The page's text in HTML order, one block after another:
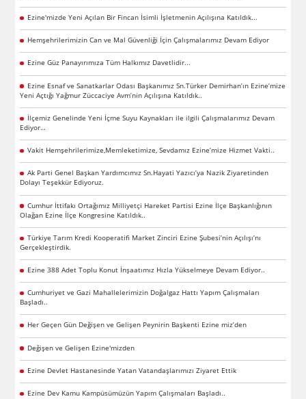
Ezine'mizde Yeni Açılan Bir Fincan İsimli İşletmenin Açılışına Katıldık...
Hemşehrilerimizin Can ve Mal Güvenliği İçin Çalışmalarımız Devam Ediyor
Ezine Güz Panayırımıza Tüm Halkımız Davetlidir...
Ezine Esnaf ve Sanatkarlar Odası Başkanımız Sn.Türker Demirhan’ın Ezine’mize
Yeni Açtığı Yağmur Züccaciye Avm’nin Açılışına Katıldık..
İlçemiz Genelinde Yeni İçme Suyu Kaynakları ile ilgili Çalışmalarımız Devam
Ediyor…
Vakit Hemşehrilerimize,Memleketimize, Sevdamız Ezine’mize Hizmet Vakti..
Ak Parti Genel Başkan Yardımcımız Sn.Hayati Yazıcı’ya Nazik Ziyaretinden
Dolayı Teşekkür Ediyoruz.
Cumhur İttifakı Ortağımız Milliyetçi Hareket Partisi Ezine İlçe Başkanlığının
Olağan Ezine İlçe Kongresine Katıldık..
Türkiye Tarım Kredi Kooperatifi Market Zinciri Ezine Şubesi’nin Açılışı’nı
Gerçekleştirdik.
Ezine 388 Adet Toplu Konut İnşaatımız Hızla Yükselmeye Devam Ediyor..
Cumhuriyet ve Gazi Mahallelerimizin Doğalgaz Hattı Yapım Çalışmaları
Başladı..
Her Geçen Gün Değişen ve Gelişen Peynirin Başkenti Ezine miz’den
Değişen ve Gelişen Ezine'mizden
Ezine Devlet Hastanesinde Yatan Vatandaşlarımızı Ziyaret Ettik
Ezine Dev Kamu Kampüsümüzün Yapım Çalışmaları Başladı..